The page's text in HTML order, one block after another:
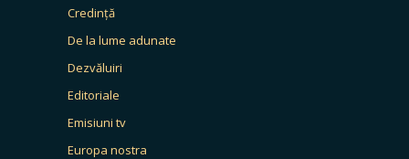
Credință
De la lume adunate
Dezvăluiri
Editoriale
Emisiuni tv
Europa nostra